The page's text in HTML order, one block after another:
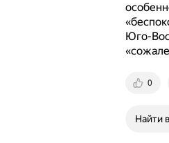
Юго-
0
Найти